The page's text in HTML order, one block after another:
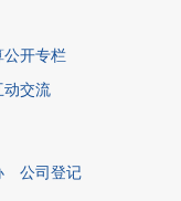
公开专栏
动交流
公司登记